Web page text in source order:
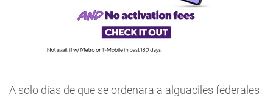
A solo días de que se ordenara a alguaciles federales